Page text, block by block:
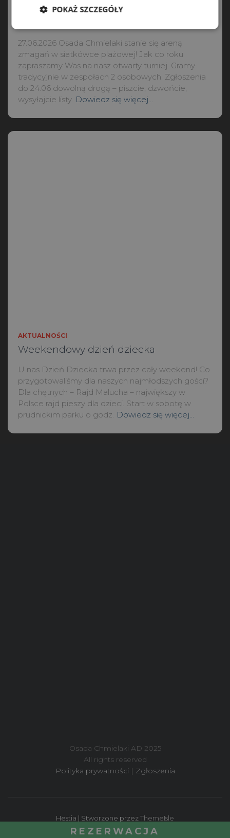
AKTUALNOŚCI
27.06.2026 Osada Chmielaki stanie się areną
zmagań w siatkówce plażowej! Jak co roku
zapraszamy Was na nasz otwarty turniej. Gramy
tradycyjnie w zespołach 2 osobowych. Zgłoszenia
do 24.06 dowolną drogą – piszcie, dzwońcie,
wysyłajcie listy. Dowiedz się więcej…
AKTUALNOŚCI
Weekendowy dzień dziecka
U nas Dzień Dziecka trwa przez cały weekend! Co
przygotowaliśmy dla naszych najmłodszych gości?
Dla chętnych – Rajd Malucha – największy w
Polsce rajd pieszy dla dzieci. Start w sobotę w
prudnickim parku o godz. Dowiedz się więcej…
Osada Chmielaki AD 2025
All rights reserved
Polityka prywatności| Zgłoszenia
Hestia | Stworzone przezThemeIsle
REZERWACJA
POKAŻ SZCZEGÓŁY